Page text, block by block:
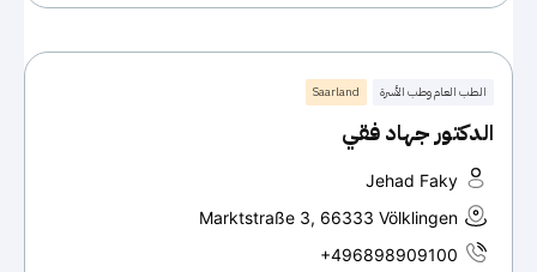
الطب العام وطب الأسرة Saarland
الدكتور جهاد فقي
Jehad Faky
Marktstraße 3, 66333 Völklingen
+496898909100